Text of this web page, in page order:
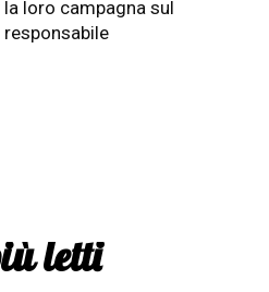
la loro campagna sul
letti